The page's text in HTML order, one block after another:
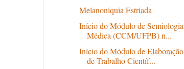
Melanoníquia Estriada
Início do Módulo de Semiologia
Médica (CCM/UFPB) n...
Início do Módulo de Elaboração
de Trabalho Científ...